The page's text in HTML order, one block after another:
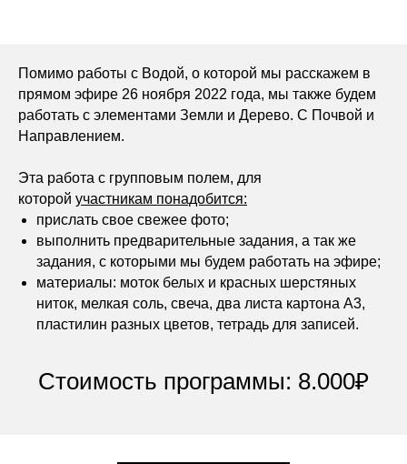
Помимо работы с Водой, о которой мы расскажем в
прямом эфире 26 ноября 2022 года, мы также будем
работать с элементами Земли и Дерево. С Почвой и
Направлением.
Эта работа с групповым полем, для
которой участникам понадобится:
прислать свое свежее фото;
выполнить предварительные задания, а так же
задания, с которыми мы будем работать на эфире;
материалы: моток белых и красных шерстяных
ниток, мелкая соль, свеча, два листа картона А3,
пластилин разных цветов, тетрадь для записей.
Стоимость программы: 8.000₽